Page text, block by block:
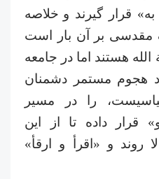
قرار گیرند و خلاصه
مقدسی بر آن بار است
الله هستند اما در جامعه
هجوم مستمر دشمنان
را در مسیر
قرار داده تا از این
روند و «اقرأ و ارقأ»